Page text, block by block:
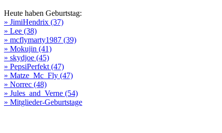
Heute haben Geburtstag:
» JimiHendrix (37)
» Lee (38)
» mcflymarty1987 (39)
» Mokujin (41)
» skydjoe (45)
» PepsiPerfekt (47)
» Matze_Mc_Fly (47)
» Norrec (48)
» Jules_and_Verne (54)
» Mitglieder-Geburtstage